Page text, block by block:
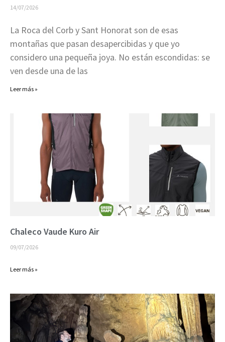
14/07/2026
La Roca del Corb y Sant Honorat son de esas
montañas que pasan desapercibidas y que yo
considero una pequeña joya. No están escondidas: se
ven desde una de las
Leer más »
Chaleco Vaude Kuro Air
09/07/2026
Leer más »